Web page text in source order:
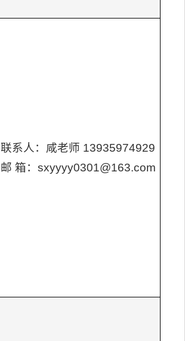
联系人：咸老师 13935974929
邮 箱：sxyyyy0301@163.com